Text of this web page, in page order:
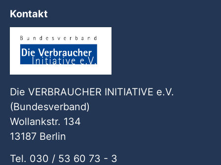
Kontakt
Die VERBRAUCHER INITIATIVE e.V.
(Bundesverband)
Wollankstr. 134
13187 Berlin
Tel. 030 / 53 60 73 - 3